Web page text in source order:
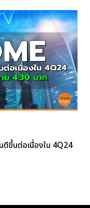
ขึ้นต่อเนื่องใน 4Q24